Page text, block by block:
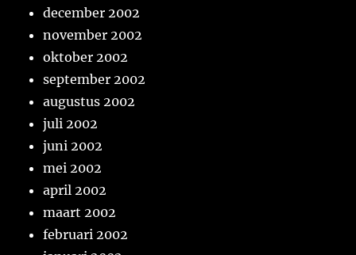
december 2002
november 2002
oktober 2002
september 2002
augustus 2002
juli 2002
juni 2002
mei 2002
april 2002
maart 2002
februari 2002